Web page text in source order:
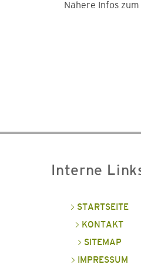
Nähere Infos
Interne
STARTSEITE
KONTAKT
SITEMAP
IMPRESSUM